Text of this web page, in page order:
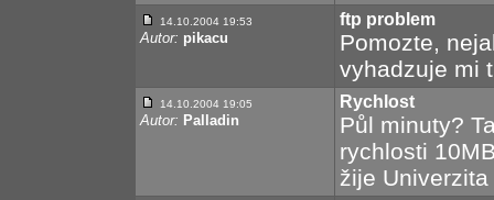
14.10.2004 19:53
Autor: pikacu
ftp problem
Pomozte,
vyhadzuje mi
14.10.2004 19:05
Autor: Palladin
Rychlost
Půl minuty?
rychlosti
žije